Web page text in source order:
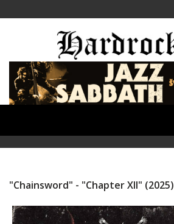
"Chainsword" - "Chapter XII" (2025)